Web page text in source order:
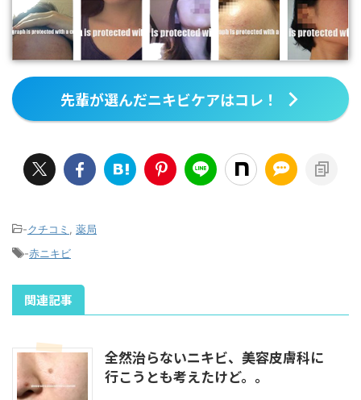
先輩が選んだニキビケアはコレ！
-クチコミ , 薬局
-赤ニキビ
関連記事
全然治らないニキビ、美容皮膚科に
行こうとも考えたけど。。